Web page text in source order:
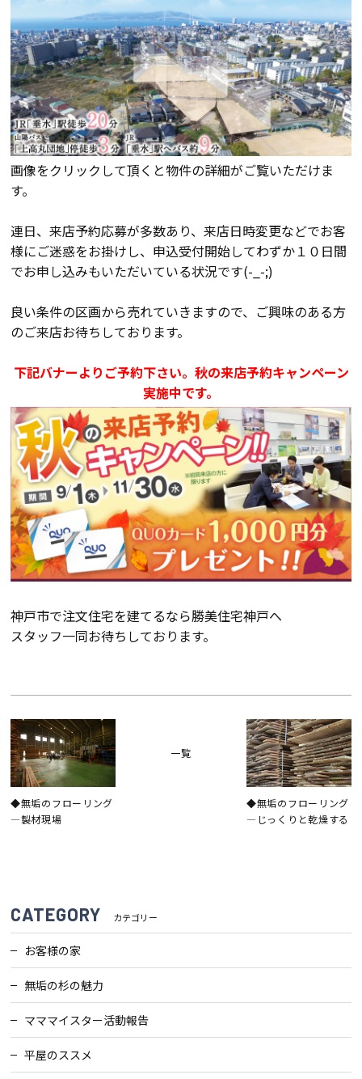
手間ひまかけた家づくり
KATSUMIの標準仕様 和暮-なごみ-
素材とデザイン
耐震性能+制震性能
断熱・気密性能と快適性
長期優良住宅
ZEH
ラインナップ
施工実績
イベント・見学会
モデルハウス紹介
お客様の声
会社案内
KATSUMIの
取り組み
家づくりサポート
家づくりのスケジュール
画像をクリックして頂くと物件の詳細がご覧いただけま
す。
連日、来店予約応募が多数あり、来店日時変更などでお客
様にご迷惑をお掛けし、申込受付開始してわずか１０日間
でお申し込みもいただいている状況です(-_-;)
良い条件の区画から売れていきますので、ご興味のある方
のご来店お待ちしております。
下記バナーよりご予約下さい。秋の来店予約キャンペーン
実施中です。
神戸市で注文住宅を建てるなら勝美住宅神戸へ
スタッフ一同お待ちしております。
◆無垢のフローリング
―製材現場
一覧
◆無垢のフローリング
―じっくりと乾燥する
CATEGORY カテゴリー
お客様の家
無垢の杉の魅力
マママイスター活動報告
平屋のススメ